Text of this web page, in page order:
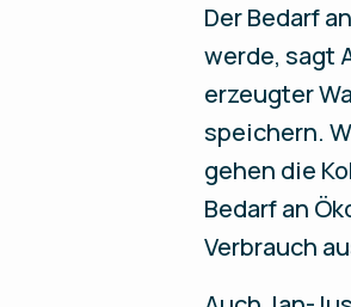
Der Bedarf
werde, sagt
erzeugter
speichern.
gehen die
Bedarf an
Verbrauch